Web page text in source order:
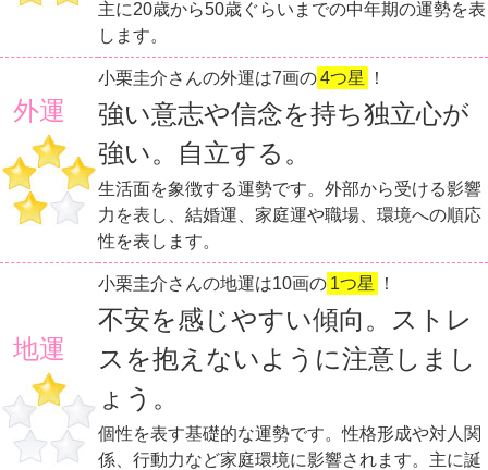
主に20歳から50歳ぐらいまでの中年期の運勢を表
します。
外運
小栗圭介さんの外運は7画の4つ星 ！
強い意志や信念を持ち独立心が
強い。自立する。
生活面を象徴する運勢です。外部から受ける影響
力を表し、結婚運、家庭運や職場、環境への順応
性を表します。
地運
小栗圭介さんの地運は10画の 1つ星 ！
不安を感じやすい傾向。ストレ
スを抱えないように注意しまし
ょう。
個性を表す基礎的な運勢です。性格形成や対人関
係、行動力など家庭環境に影響されます。主に誕